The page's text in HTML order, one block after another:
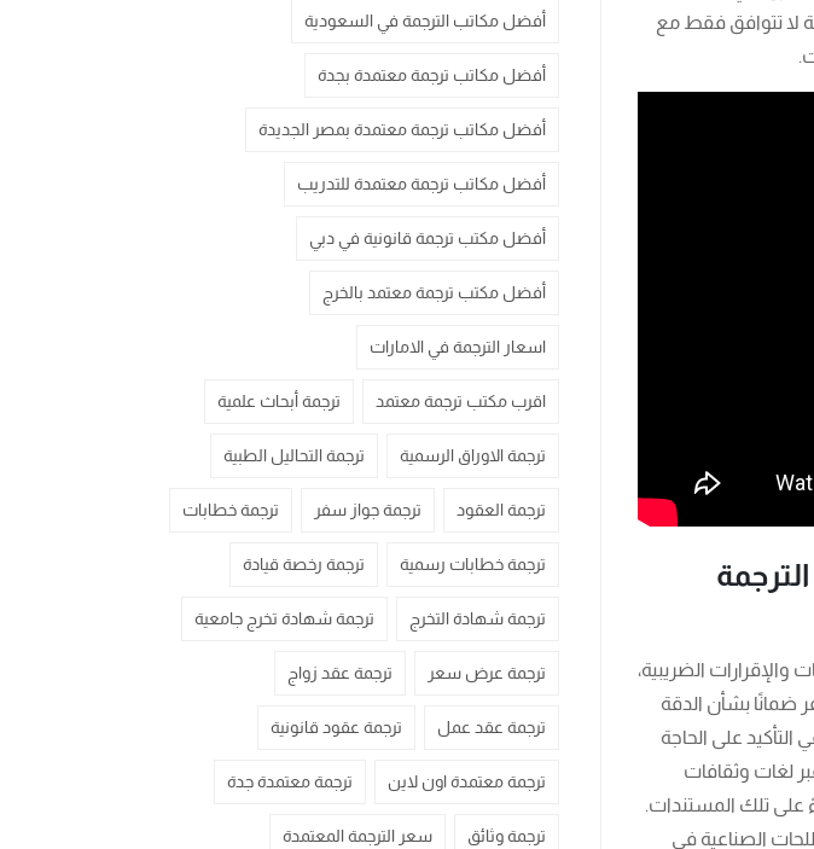
لا تتوافق فقط مع
والإقرارات الضريبية،
ضمانًا بشأن الدقة
على الحاجة
لغات وثقافات
على تلك المستندات.
الصناعية في
أفضل مكاتب الترجمة في السعودية
أفضل مكاتب ترجمة معتمدة بجدة
أفضل مكاتب ترجمة معتمدة بمصر الجديدة
أفضل مكاتب ترجمة معتمدة للتدريب
أفضل مكتب ترجمة قانونية في دبي
أفضل مكتب ترجمة معتمد بالخرج
اسعار الترجمة في الامارات
اقرب مكتب ترجمة معتمد ترجمة أبحاث علمية
ترجمة الاوراق الرسمية ترجمة التحاليل الطبية
ترجمة العقود ترجمة جواز سفر ترجمة خطابات
ترجمة خطابات رسمية ترجمة رخصة قيادة
ترجمة شهادة التخرج ترجمة شهادة تخرج جامعية
ترجمة عرض سعر ترجمة عقد زواج
ترجمة عقد عمل ترجمة عقود قانونية
ترجمة معتمدة اون لاين ترجمة معتمدة جدة
ترجمة وثائق سعر الترجمة المعتمدة